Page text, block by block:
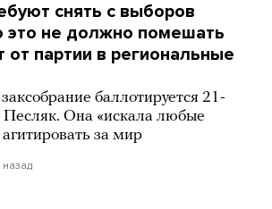
снять с выборов
это не должно помешать
от партии в региональные
баллотируется 21-
Она «искала любые
за мир
назад